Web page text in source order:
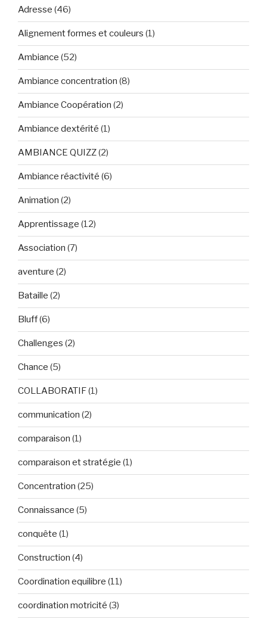
Adresse (46)
Alignement formes et couleurs (1)
Ambiance (52)
Ambiance concentration (8)
Ambiance Coopération (2)
Ambiance dextérité (1)
AMBIANCE QUIZZ(2)
Ambiance réactivité (6)
Animation (2)
Apprentissage (12)
Association (7)
aventure (2)
Bataille (2)
Bluff(6)
Challenges (2)
Chance (5)
COLLABORATIF(1)
communication (2)
comparaison (1)
comparaison et stratégie (1)
Concentration (25)
Connaissance (5)
conquête (1)
Construction (4)
Coordination equilibre (11)
coordination motricité (3)